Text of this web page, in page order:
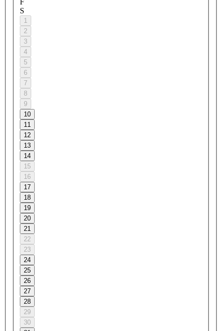
S
1
2
3
4
5
6
7
8
9
10
11
12
13
14
15
16
17
18
19
20
21
22
23
24
25
26
27
28
29
30